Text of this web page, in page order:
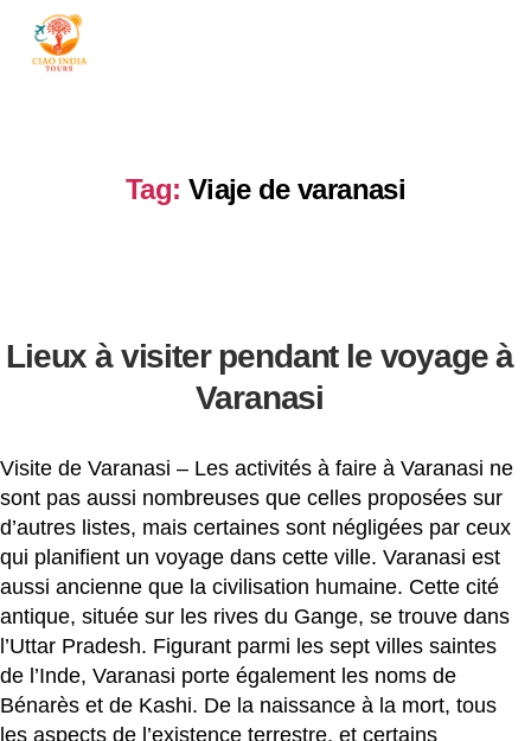
Tag: Viaje de varanasi
Lieux à visiter pendant le voyage à
Varanasi
Visite de Varanasi – Les activités à faire à Varanasi ne
sont pas aussi nombreuses que celles proposées sur
d’autres listes, mais certaines sont négligées par ceux
qui planifient un voyage dans cette ville. Varanasi est
aussi ancienne que la civilisation humaine. Cette cité
antique, située sur les rives du Gange, se trouve dans
l’Uttar Pradesh. Figurant parmi les sept villes saintes
de l’Inde, Varanasi porte également les noms de
Bénarès et de Kashi. De la naissance à la mort, tous
les aspects de l’existence terrestre, et certains